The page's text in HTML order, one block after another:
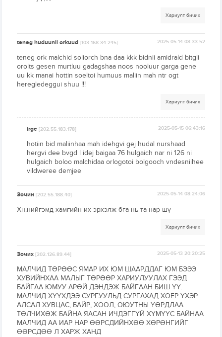
Хариулт бичих
teneg huduunii orkuud[103.168.34.245] 2025-05-14 08:33:52
teneg ork malchid soliorch bna daa kkk bidnii amidrald bitgii
orolts gesen murtluu gadagshaa noos nooluur garga gene
uu kk manai hottin soeltoi humuus maliin mah ntr ogt
heregledeggui shuu !!!
Хариулт бичих
irge[202.55.183.178] 2025-05-15 06:43:16
hotiin bid maliinhaa mah idehgvi gej hudal nurshaad
hergvi dee bvgd l idej baigaa 76 hulgaich nar ni 126 ni
hulgaich boloo malchidaa orlogotoi bolgooch vndesniihee
vildweree demjee
Зочин[202.55.188.40] 2025-05-14 08:24:06
Хн.нийгэмд хамгийн их эрхэлж бга нь та нар шү
Хариулт бичих
Зочих[202.126.89.44] 2025-05-13 20:20:25
МАЛЧИД ТӨРӨӨС ЯМАР ИХ ЮМ ШААРДДАГ ЮМ БЭЭЭ
ХУВИЙНХАА МАЛЫГ ТӨРӨӨР ХАРИУЛУУЛАХ ГЭЭД
БАЙГАА ЮМУУ АРӨЙ ДЭНДЭЖ БАЙГААН БИШ ҮҮ.
МАЛЧИД ХҮҮХДЭЭ СУРГУУЛЬД СУРГАХАД ХОЁР ҮХЭР
АЛСАЛ ХУВЦАС, БАЙР, ХООЛ, ОЮУТНЫ ҮӨРДЛАА
ТӨЛЧИХӨЖ БАЙНА ЯАСАН ИЧДЭГГҮЙ ХҮМҮҮС БАЙНАА
МАЛЧИД АА ИАР НАР ӨӨРСДИЙНХӨӨ ХӨРӨНГИЙГ
ӨӨРСДӨӨ Л ХАРЖ ХАНД